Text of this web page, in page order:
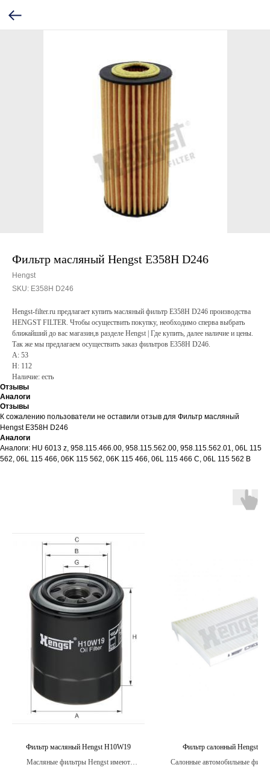
Фильтр масляный Hengst E358H D246
Hengst
SKU: E358H D246
Hengst-filter.ru предлагает купить масляный фильтр E358H D246 производства
HENGST FILTER. Чтобы осуществить покупку, необходимо сперва выбрать
ближайший до вас магазин,в разделе Hengst | Где купить, далее наличие и цены.
Так же мы предлагаем осуществить заказ фильтров E358H D246.
A: 53
H: 112
Наличие: есть
Отзывы
Аналоги
Отзывы
К сожалению пользователи не оставили отзыв для Фильтр масляный
Hengst E358H D246
Аналоги
Аналоги: HU 6013 z, 958.115.466.00, 958.115.562.00, 958.115.562.01, 06L 115
562, 06L 115 466, 06K 115 562, 06K 115 466, 06L 115 466 C, 06L 115 562 B
Фильтр масляный Hengst H10W19
Масляные фильтры Hengst имеют
Фильтр салонный Hengst
Салонные автомобильные